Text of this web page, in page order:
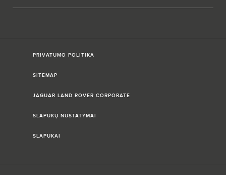
PRIVATUMO POLITIKA
SITEMAP
JAGUAR LAND ROVER CORPORATE
SLAPUKŲ NUSTATYMAI
SLAPUKAI